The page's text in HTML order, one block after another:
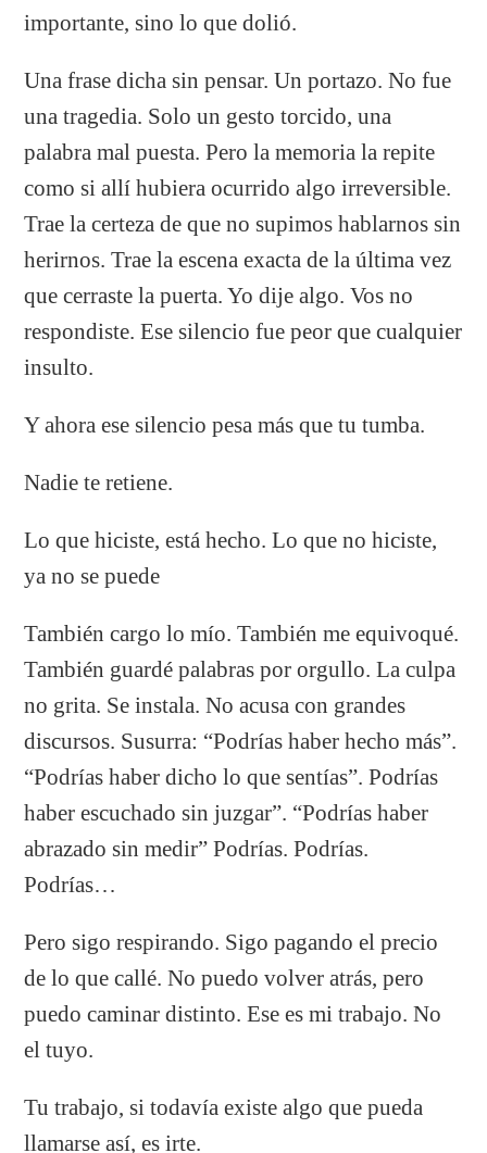
importante, sino lo que dolió.
Una frase dicha sin pensar. Un portazo. No fue
una tragedia. Solo un gesto torcido, una
palabra mal puesta. Pero la memoria la repite
como si allí hubiera ocurrido algo irreversible.
Trae la certeza de que no supimos hablarnos sin
herirnos. Trae la escena exacta de la última vez
que cerraste la puerta. Yo dije algo. Vos no
respondiste. Ese silencio fue peor que cualquier
insulto.
Y ahora ese silencio pesa más que tu tumba.
Nadie te retiene.
Lo que hiciste, está hecho. Lo que no hiciste,
ya no se puede
También cargo lo mío. También me equivoqué.
También guardé palabras por orgullo. La culpa
no grita. Se instala. No acusa con grandes
discursos. Susurra: “Podrías haber hecho más”.
“Podrías haber dicho lo que sentías”. Podrías
haber escuchado sin juzgar”. “Podrías haber
abrazado sin medir” Podrías. Podrías.
Podrías…
Pero sigo respirando. Sigo pagando el precio
de lo que callé. No puedo volver atrás, pero
puedo caminar distinto. Ese es mi trabajo. No
el tuyo.
Tu trabajo, si todavía existe algo que pueda
llamarse así, es irte.